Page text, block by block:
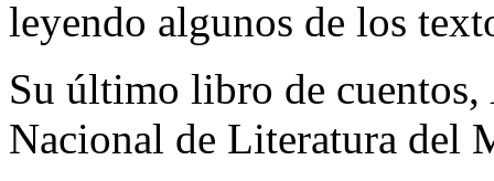
leyendo algunos de los
Su último libro de cuentos,
Nacional de Literatura del